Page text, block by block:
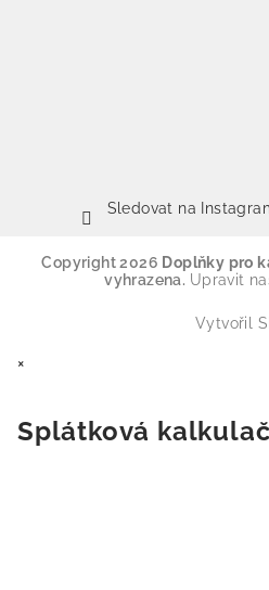
Sledovat na
Copyright 2026 Doplňky pro
vyhrazena. Upravit
Vytvořil
×
Splátková